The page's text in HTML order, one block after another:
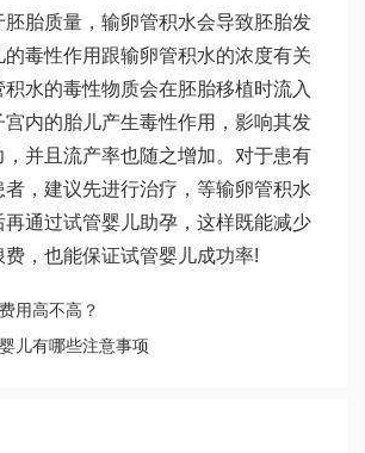
胚胎质量，输卵管积水会导致胚胎发
毒性作用跟输卵管积水的浓度有关
水的毒性物质会在胚胎移植时流入
内的胎儿产生毒性作用，影响其发
并且流产率也随之增加。对于患有
，建议先进行治疗，等输卵管积水
通过试管婴儿助孕，这样既能减少
，也能保证试管婴儿成功率!
用高不高？
儿有哪些注意事项